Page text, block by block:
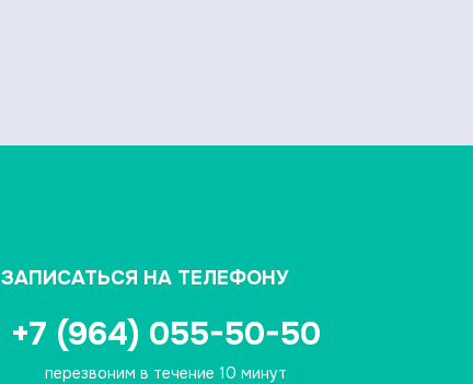
ЗАПИСАТЬСЯ НА ТЕЛЕФОНУ
+7 (964) 055-50-50
перезвоним в течение 10 минут